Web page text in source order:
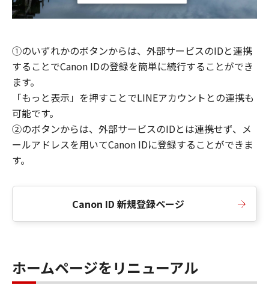
①のいずれかのボタンからは、外部サービスのIDと連携
することでCanon IDの登録を簡単に続行することができ
ます。
「もっと表示」を押すことでLINEアカウントとの連携も
可能です。
②のボタンからは、外部サービスのIDとは連携せず、メ
ールアドレスを用いてCanon IDに登録することができま
す。
Canon ID 新規登録ページ
ホームページをリニューアル